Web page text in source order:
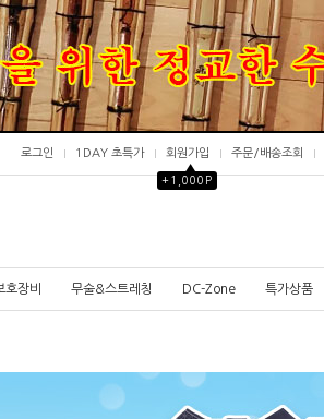
로그인 1DAY 초특가 회원가입
▲
+1,000P
주문/배송조회
호장비 무술&스트레칭 DC-Zone 특가상품